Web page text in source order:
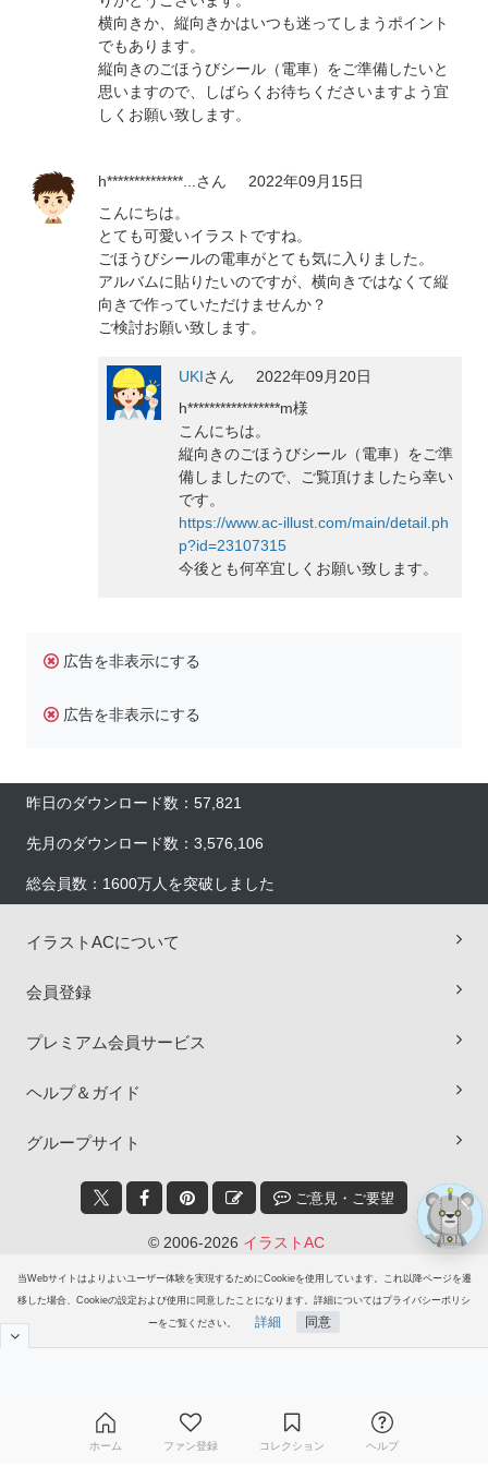
当Webサイトはよりよいユーザー体験を実現するためにCookieを使用しています。これ以降ページを遷
移した場合、Cookieの設定および使用に同意したことになります。詳細についてはプライバシーポリシ
ーをご覧ください。 詳細 同意
横向きか、縦向きかはいつも迷ってしまうポイント
でもあります。
縦向きのごほうびシール（電車）をご準備したいと
思いますので、しばらくお待ちくださいますよう宜
しくお願い致します。
h**************... さん
2022年09月15日
こんにちは。
とても可愛いイラストですね。
ごほうびシールの電車がとても気に入りました。
アルバムに貼りたいのですが、横向きではなくて縦
向きで作っていただけませんか？
ご検討お願い致します。
UKIさん
2022年09月20日
h*****************m様
こんにちは。
縦向きのごほうびシール（電車）をご準
備しましたので、ご覧頂けましたら幸い
です。
https://www.ac-illust.com/main/detail.ph
p?id=23107315
今後とも何卒宜しくお願い致します。
広告を非表示にする
広告を非表示にする
昨日のダウンロード数：57,821
先月のダウンロード数：3,576,106
総会員数：1600万人を突破しました
イラストACについて
会員登録
プレミアム会員サービス
ヘルプ＆ガイド
グループサイト
ご意見・ご要望
© 2006-2026 イラストAC
ホーム ファン登録 コレクション ヘルプ